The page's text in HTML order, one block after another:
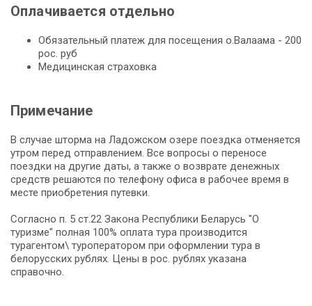
Оплачивается отдельно
Обязательный платеж для посещения о.Валаама - 200
рос. руб
Медицинская страховка
Примечание
В случае шторма на Ладожском озере поездка отменяется
утром перед отправлением. Все вопросы о переносе
поездки на другие даты, а также о возврате денежных
средств решаются по телефону офиса в рабочее время в
месте приобретения путевки.
Согласно п. 5 ст.22 Закона Республики Беларусь "О
туризме" полная 100% оплата тура производится
турагентом\ туроператором при оформлении тура в
белорусских рублях. Цены в рос. рублях указана
справочно.